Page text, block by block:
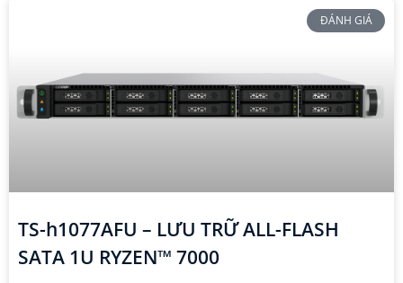
ĐÁNH GIÁ
TS-h1077AFU – LƯU TRỮ ALL-FLASH
SATA 1U RYZEN™ 7000